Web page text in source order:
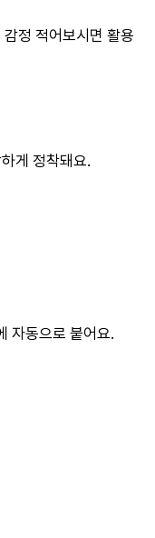
정 적어보시면 활용
게 정착돼요.
자동으로 붙어요.